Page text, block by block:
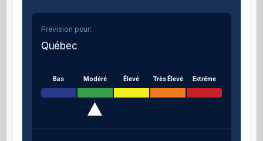
Prévision pour:
Québec
Bas Modéré Élevé Très Élevé Extrême